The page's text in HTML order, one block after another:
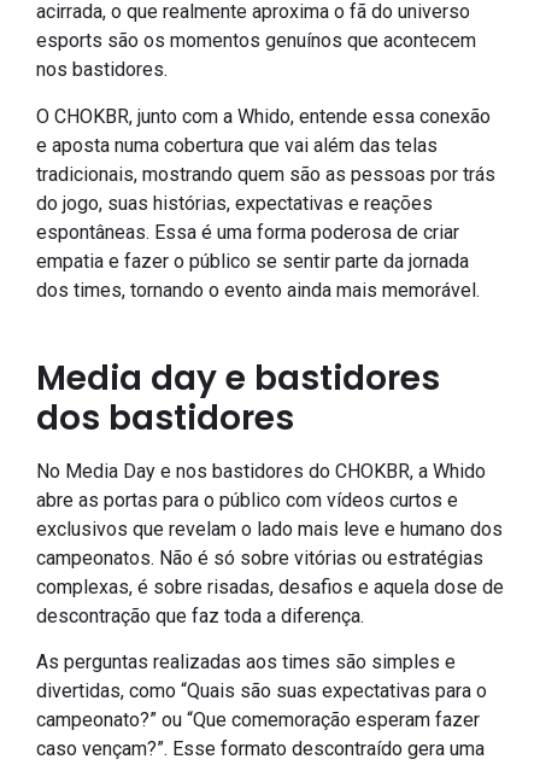
acirrada, o que realmente aproxima o fã do universo
esports são os momentos genuínos que acontecem
nos bastidores.
O CHOKBR, junto com a Whido, entende essa conexão
e aposta numa cobertura que vai além das telas
tradicionais, mostrando quem são as pessoas por trás
do jogo, suas histórias, expectativas e reações
espontâneas. Essa é uma forma poderosa de criar
empatia e fazer o público se sentir parte da jornada
dos times, tornando o evento ainda mais memorável.
Media day e bastidores
dos bastidores
No Media Day e nos bastidores do CHOKBR, a Whido
abre as portas para o público com vídeos curtos e
exclusivos que revelam o lado mais leve e humano dos
campeonatos. Não é só sobre vitórias ou estratégias
complexas, é sobre risadas, desafios e aquela dose de
descontração que faz toda a diferença.
As perguntas realizadas aos times são simples e
divertidas, como “Quais são suas expectativas para o
campeonato?” ou “Que comemoração esperam fazer
caso vençam?”. Esse formato descontraído gera uma